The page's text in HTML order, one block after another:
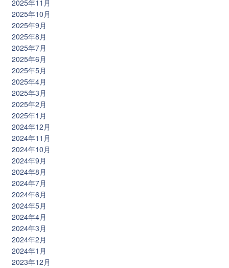
2025年11月
2025年10月
2025年9月
2025年8月
2025年7月
2025年6月
2025年5月
2025年4月
2025年3月
2025年2月
2025年1月
2024年12月
2024年11月
2024年10月
2024年9月
2024年8月
2024年7月
2024年6月
2024年5月
2024年4月
2024年3月
2024年2月
2024年1月
2023年12月